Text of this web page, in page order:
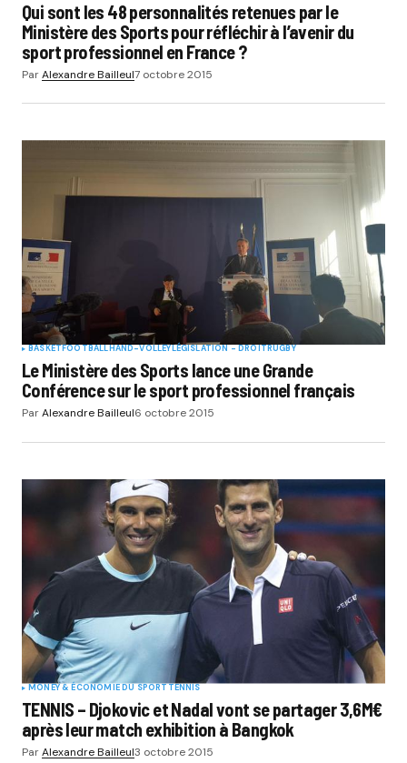
Qui sont les 48 personnalités retenues par le
Ministère des Sports pour réfléchir à l’avenir du
sport professionnel en France ?
ParAlexandre Bailleul7 octobre 2015
BASKET FOOTBALL HAND-VOLLEY LÉGISLATION - DROIT RUGBY
Le Ministère des Sports lance une Grande
Conférence sur le sport professionnel français
ParAlexandre Bailleul6 octobre 2015
MONEY & ÉCONOMIE DU SPORTTENNIS
TENNIS – Djokovic et Nadal vont se partager 3,6M€
après leur match exhibition à Bangkok
ParAlexandre Bailleul3 octobre 2015